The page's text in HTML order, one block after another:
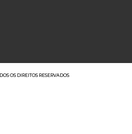
OS DIREITOS RESERVADOS